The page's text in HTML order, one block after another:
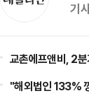
기
교촌에프앤비, 2
"해외법인 133%